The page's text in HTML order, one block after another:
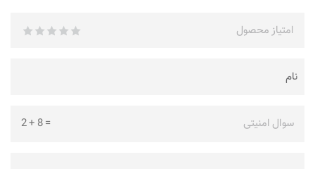
امتیاز محصول
سوال امنیتی =
8
+
2